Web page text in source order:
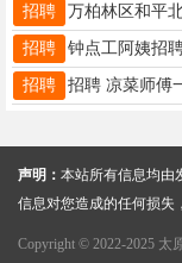
招聘
招聘
招聘
声明： 本站所有信息均由
信息对您造成的任何损失
Copyright © 2022-2025 太